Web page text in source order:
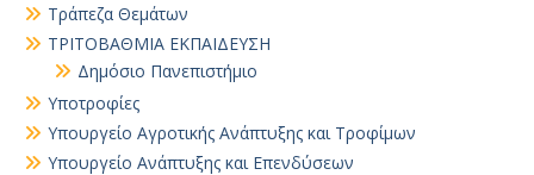
Τράπεζα Θεμάτων
ΤΡΙΤΟΒΑΘΜΙΑ ΕΚΠΑΙΔΕΥΣΗ
Δημόσιο Πανεπιστήμιο
Υποτροφίες
Υπουργείο Αγροτικής Ανάπτυξης και Τροφίμων
Υπουργείο Ανάπτυξης και Επενδύσεων